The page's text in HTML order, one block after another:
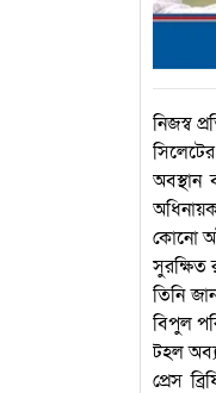
নিজস্ব
অবস্থান
কোনো
সুরক্ষিত
তিনি
বিপুল
টহল
প্রেস